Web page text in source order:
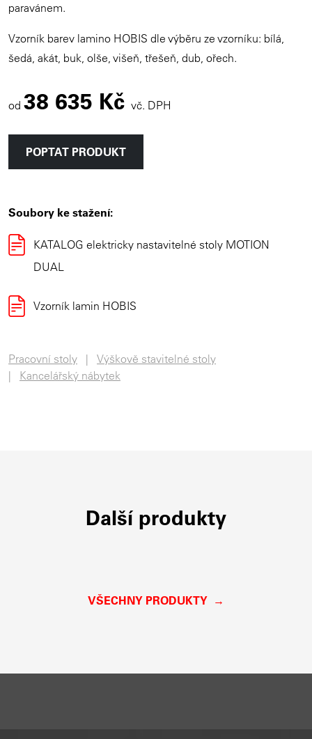
paravánem.
Vzorník barev lamino HOBIS dle výběru ze vzorníku: bílá,
šedá, akát, buk, olše, višeň, třešeň, dub, ořech.
od 38 635 Kč vč. DPH
POPTAT PRODUKT
Soubory ke stažení:
KATALOG elektricky nastavitelné stoly MOTION
DUAL
Vzorník lamin HOBIS
Pracovní stoly
Výškově stavitelné stoly
Kancelářský nábytek
Další produkty
VŠECHNY PRODUKTY